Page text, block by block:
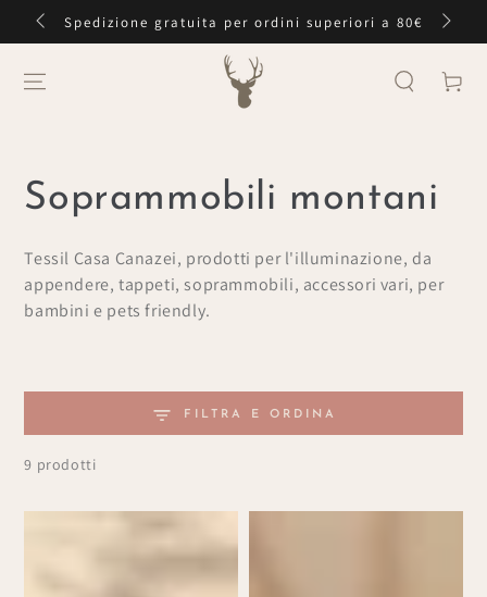
PASSA AL
CONTENUTO
Spedizione gratuita per ordini superiori a 80€
Carello
Collezione:
Soprammobili montani
Tessil Casa Canazei, prodotti per l'illuminazione, da
appendere, tappeti, soprammobili, accessori vari, per
bambini e pets friendly.
FILTRA E ORDINA
9 prodotti